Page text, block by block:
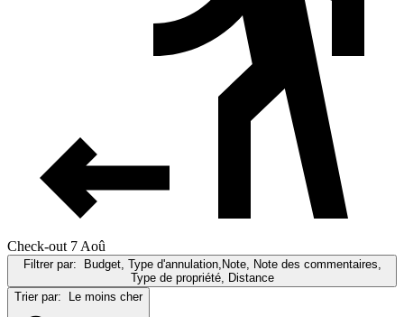
Check-out 7 Aoû
Filtrer par:
Budget, Type d'annulation,Note, Note des commentaires,
Type de propriété, Distance
Trier par:
Le moins cher